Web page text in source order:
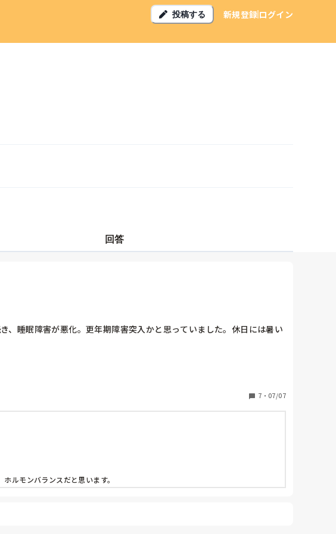
投稿する 新規登録ログイン
回答
、睡眠障害が悪化。更年期障害突入かと思っていました。休日には暑い
7 ・ 07/07
ルモンバランスだと思います。